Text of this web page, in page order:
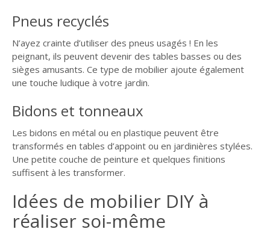
Pneus recyclés
N’ayez crainte d’utiliser des pneus usagés ! En les
peignant, ils peuvent devenir des tables basses ou des
sièges amusants. Ce type de mobilier ajoute également
une touche ludique à votre jardin.
Bidons et tonneaux
Les bidons en métal ou en plastique peuvent être
transformés en tables d’appoint ou en jardinières stylées.
Une petite couche de peinture et quelques finitions
suffisent à les transformer.
Idées de mobilier DIY à
réaliser soi-même